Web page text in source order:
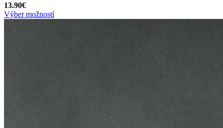
13.90€
Výber možností